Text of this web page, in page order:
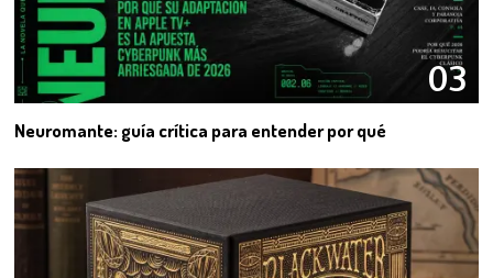
03
Neuromante: guía crítica para entender por qué